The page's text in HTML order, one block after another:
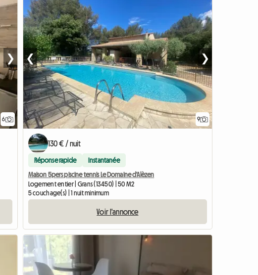
6
❯
9
❮ ❯
130 € / nuit
Réponse rapide Instantanée
Maison 5pers piscine tennis Le Domaine d'Alèzen
Logement entier | Grans (13450) | 50 M2
5 couchage(s) | 1 nuit minimum
Voir l'annonce